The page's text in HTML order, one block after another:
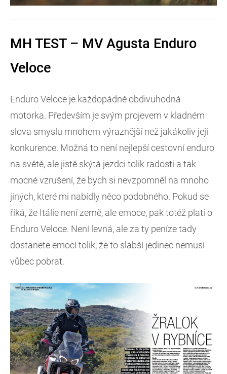
MH TEST – MV Agusta Enduro
Veloce
Enduro Veloce je každopádně obdivuhodná
motorka. Především je svým projevem v kladném
slova smyslu mnohem výraznější než jakákoliv její
konkurence. Možná to není nejlepší cestovní enduro
na světě, ale jistě skýtá jezdci tolik radosti a tak
mocné vzrušení, že bych si nevzpomněl na mnoho
jiných, které mi nabídly něco podobného. Pokud se
říká, že Itálie není země, ale emoce, pak totéž platí o
Enduro Veloce. Není levná, ale za ty peníze tady
dostanete emocí tolik, že to slabší jedinec nemusí
vůbec pobrat.